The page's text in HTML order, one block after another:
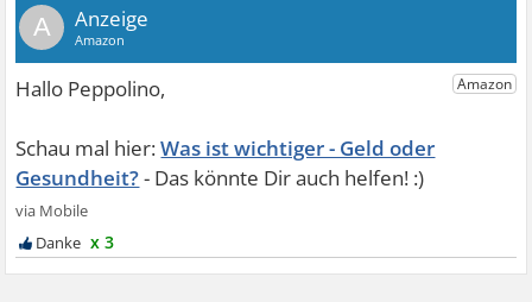
A
Was ist wichtiger - Geld oder
Gesundheit?
x 3